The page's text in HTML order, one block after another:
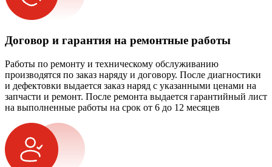
Договор и гарантия на ремонтные работы
Работы по ремонту и техническому обслуживанию
производятся по заказ наряду и договору. После диагностики
и дефектовки выдается заказ наряд с указанными ценами на
запчасти и ремонт. После ремонта выдается гарантийный лист
на выполненные работы на срок от 6 до 12 месяцев